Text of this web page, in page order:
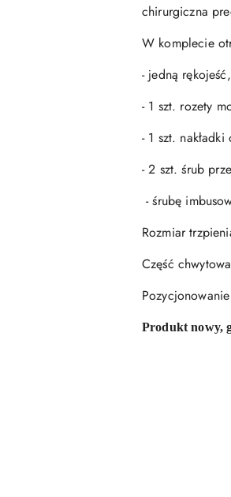
chirurgiczna
W komplecie
- jedną rękojeść,
- 1 szt. rozety
- 1 szt. nakładki
- 2 szt. śrub
- śrubę
Rozmiar
Część
Produkt nowy,